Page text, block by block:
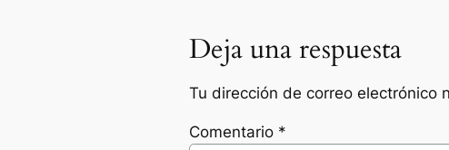
Deja una respuesta
Tu dirección de correo electrónico
Comentario *